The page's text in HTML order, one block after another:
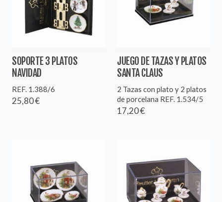
SOPORTE 3 PLATOS
NAVIDAD
REF. 1.388/6
25,80 €
JUEGO DE TAZAS Y PLATOS
SANTA CLAUS
2 Tazas con plato y 2 platos
de porcelana REF. 1.534/5
17,20 €